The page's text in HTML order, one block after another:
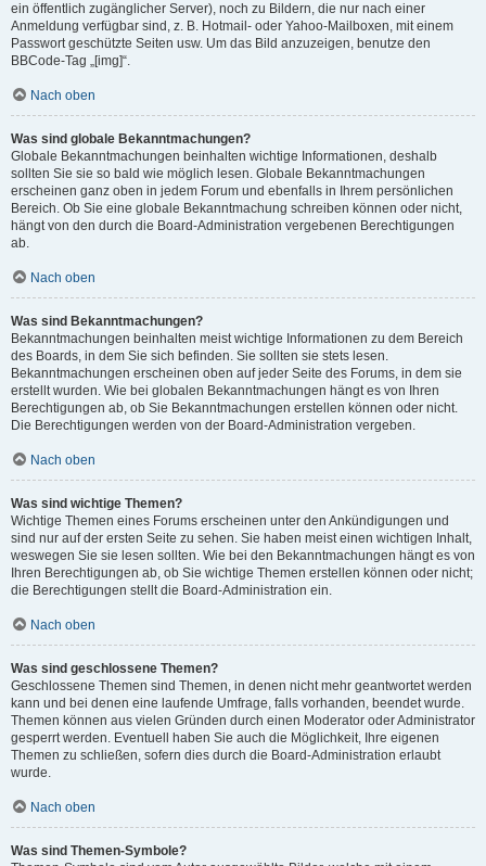
ein öffentlich zugänglicher Server), noch zu Bildern, die nur nach einer
Anmeldung verfügbar sind, z. B. Hotmail- oder Yahoo-Mailboxen, mit einem
Passwort geschützte Seiten usw. Um das Bild anzuzeigen, benutze den
BBCode-Tag „[img]“.
Nach oben
Was sind globale Bekanntmachungen?
Globale Bekanntmachungen beinhalten wichtige Informationen, deshalb
sollten Sie sie so bald wie möglich lesen. Globale Bekanntmachungen
erscheinen ganz oben in jedem Forum und ebenfalls in Ihrem persönlichen
Bereich. Ob Sie eine globale Bekanntmachung schreiben können oder nicht,
hängt von den durch die Board-Administration vergebenen Berechtigungen
ab.
Nach oben
Was sind Bekanntmachungen?
Bekanntmachungen beinhalten meist wichtige Informationen zu dem Bereich
des Boards, in dem Sie sich befinden. Sie sollten sie stets lesen.
Bekanntmachungen erscheinen oben auf jeder Seite des Forums, in dem sie
erstellt wurden. Wie bei globalen Bekanntmachungen hängt es von Ihren
Berechtigungen ab, ob Sie Bekanntmachungen erstellen können oder nicht.
Die Berechtigungen werden von der Board-Administration vergeben.
Nach oben
Was sind wichtige Themen?
Wichtige Themen eines Forums erscheinen unter den Ankündigungen und
sind nur auf der ersten Seite zu sehen. Sie haben meist einen wichtigen Inhalt,
weswegen Sie sie lesen sollten. Wie bei den Bekanntmachungen hängt es von
Ihren Berechtigungen ab, ob Sie wichtige Themen erstellen können oder nicht;
die Berechtigungen stellt die Board-Administration ein.
Nach oben
Was sind geschlossene Themen?
Geschlossene Themen sind Themen, in denen nicht mehr geantwortet werden
kann und bei denen eine laufende Umfrage, falls vorhanden, beendet wurde.
Themen können aus vielen Gründen durch einen Moderator oder Administrator
gesperrt werden. Eventuell haben Sie auch die Möglichkeit, Ihre eigenen
Themen zu schließen, sofern dies durch die Board-Administration erlaubt
wurde.
Nach oben
Was sind Themen-Symbole?